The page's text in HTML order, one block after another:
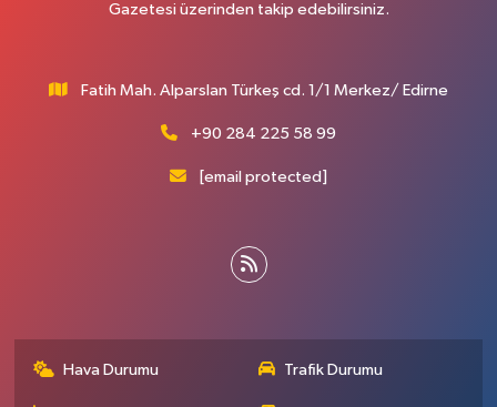
Gazetesi üzerinden takip edebilirsiniz.
Fatih Mah. Alparslan Türkeş cd. 1/1 Merkez/ Edirne
+90 284 225 58 99
[email protected]
Hava Durumu Trafik Durumu